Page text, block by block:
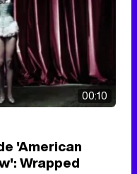
00:10
'American
Wrapped